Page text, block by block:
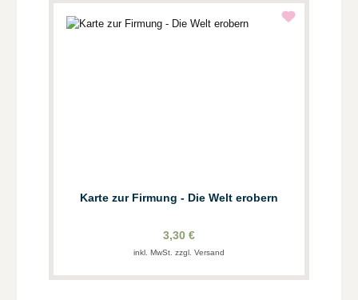
Karte zur Firmung - Die Welt erobern
3,30 €
inkl. MwSt. zzgl. Versand